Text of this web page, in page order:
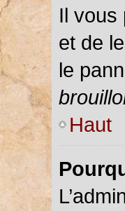
Il vous
et de
le
Haut